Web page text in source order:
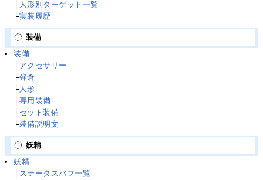
├人形別ターゲット一覧
└実装履歴
装備
装備
├アクセサリー
├弾倉
├人形
├専用装備
├セット装備
└装備説明文
妖精
妖精
├ステータスバフ一覧